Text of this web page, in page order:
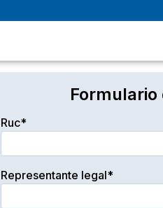
Ruc*
Representante legal*